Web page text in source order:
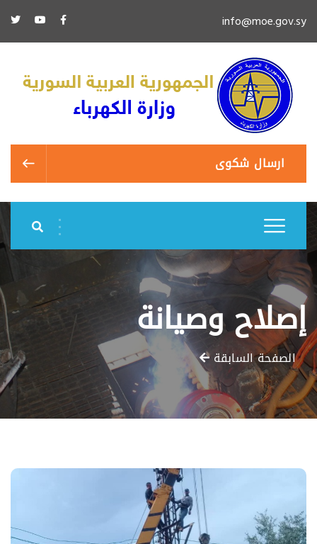
info@moe.gov.sy
ارسال شكوى
إصلاح وصيانة
الصفحة السابقة